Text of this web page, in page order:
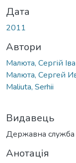
Дата
2011
Автори
Малюта, Сергій
Малюта, Сергей
Maliuta, Serhii
Видавець
Державна служба
Анотація